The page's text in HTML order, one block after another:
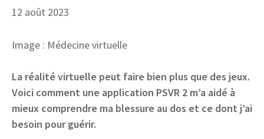
12 août 2023
Image : Médecine virtuelle
La réalité virtuelle peut faire bien plus que des jeux.
Voici comment une application PSVR 2 m’a aidé à
mieux comprendre ma blessure au dos et ce dont j’ai
besoin pour guérir.